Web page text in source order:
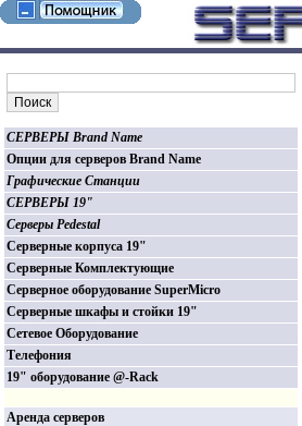
СЕРВЕРЫ Brand Name
Опции для серверов Brand Name
Графические Станции
СЕРВЕРЫ 19"
Серверы Pedestal
Серверные корпуса 19"
Серверные Комплектующие
Серверное оборудование SuperMicro
Серверные шкафы и стойки 19"
Сетевое Оборудование
Телефония
19" оборудование @-Rack
Аренда серверов